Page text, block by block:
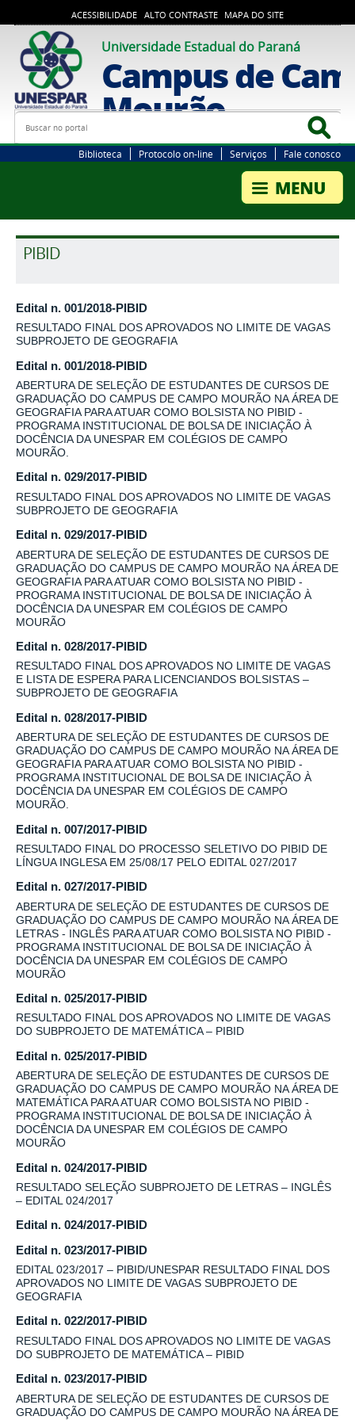
ACESSIBILIDADE ALTO CONTRASTE MAPA DO SITE
Universidade Estadual do Paraná
Campus de
Mourão
Busca
Biblioteca Protocolo on-line Serviços Fale conosco
PIBID
Edital n. 001/2018-PIBID
RESULTADO FINAL DOS APROVADOS NO LIMITE DE VAGAS
SUBPROJETO DE GEOGRAFIA
Edital n. 001/2018-PIBID
ABERTURA DE SELEÇÃO DE ESTUDANTES DE CURSOS DE
GRADUAÇÃO DO CAMPUS DE CAMPO MOURÃO NA ÁREA DE
GEOGRAFIA PARA ATUAR COMO BOLSISTA NO PIBID -
PROGRAMA INSTITUCIONAL DE BOLSA DE INICIAÇÃO À
DOCÊNCIA DA UNESPAR EM COLÉGIOS DE CAMPO
MOURÃO.
Edital n. 029/2017-PIBID
RESULTADO FINAL DOS APROVADOS NO LIMITE DE VAGAS
SUBPROJETO DE GEOGRAFIA
Edital n. 029/2017-PIBID
ABERTURA DE SELEÇÃO DE ESTUDANTES DE CURSOS DE
GRADUAÇÃO DO CAMPUS DE CAMPO MOURÃO NA ÁREA DE
GEOGRAFIA PARA ATUAR COMO BOLSISTA NO PIBID -
PROGRAMA INSTITUCIONAL DE BOLSA DE INICIAÇÃO À
DOCÊNCIA DA UNESPAR EM COLÉGIOS DE CAMPO
MOURÃO
Edital n. 028/2017-PIBID
RESULTADO FINAL DOS APROVADOS NO LIMITE DE VAGAS
E LISTA DE ESPERA PARA LICENCIANDOS BOLSISTAS –
SUBPROJETO DE GEOGRAFIA
Edital n. 028/2017-PIBID
ABERTURA DE SELEÇÃO DE ESTUDANTES DE CURSOS DE
GRADUAÇÃO DO CAMPUS DE CAMPO MOURÃO NA ÁREA DE
GEOGRAFIA PARA ATUAR COMO BOLSISTA NO PIBID -
PROGRAMA INSTITUCIONAL DE BOLSA DE INICIAÇÃO À
DOCÊNCIA DA UNESPAR EM COLÉGIOS DE CAMPO
MOURÃO.
Edital n. 007/2017-PIBID
RESULTADO FINAL DO PROCESSO SELETIVO DO PIBID DE
LÍNGUA INGLESA EM 25/08/17 PELO EDITAL 027/2017
Edital n. 027/2017-PIBID
ABERTURA DE SELEÇÃO DE ESTUDANTES DE CURSOS DE
GRADUAÇÃO DO CAMPUS DE CAMPO MOURÃO NA ÁREA DE
LETRAS - INGLÊS PARA ATUAR COMO BOLSISTA NO PIBID -
PROGRAMA INSTITUCIONAL DE BOLSA DE INICIAÇÃO À
DOCÊNCIA DA UNESPAR EM COLÉGIOS DE CAMPO
MOURÃO
Edital n. 025/2017-PIBID
RESULTADO FINAL DOS APROVADOS NO LIMITE DE VAGAS
DO SUBPROJETO DE MATEMÁTICA – PIBID
Edital n. 025/2017-PIBID
ABERTURA DE SELEÇÃO DE ESTUDANTES DE CURSOS DE
GRADUAÇÃO DO CAMPUS DE CAMPO MOURÃO NA ÁREA DE
MATEMÁTICA PARA ATUAR COMO BOLSISTA NO PIBID -
PROGRAMA INSTITUCIONAL DE BOLSA DE INICIAÇÃO À
DOCÊNCIA DA UNESPAR EM COLÉGIOS DE CAMPO
MOURÃO
Edital n. 024/2017-PIBID
RESULTADO SELEÇÃO SUBPROJETO DE LETRAS – INGLÊS
– EDITAL 024/2017
Edital n. 024/2017-PIBID
Edital n. 023/2017-PIBID
EDITAL 023/2017 – PIBID/UNESPAR RESULTADO FINAL DOS
APROVADOS NO LIMITE DE VAGAS SUBPROJETO DE
GEOGRAFIA
Edital n. 022/2017-PIBID
RESULTADO FINAL DOS APROVADOS NO LIMITE DE VAGAS
DO SUBPROJETO DE MATEMÁTICA – PIBID
Edital n. 023/2017-PIBID
ABERTURA DE SELEÇÃO DE ESTUDANTES DE CURSOS DE
GRADUAÇÃO DO CAMPUS DE CAMPO MOURÃO NA ÁREA DE